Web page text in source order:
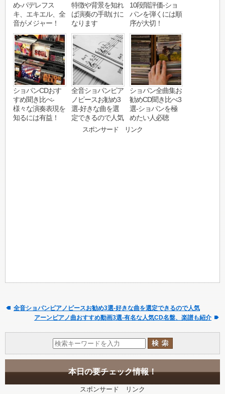
め-パデレフス
キ、エキエル、全
音がメジャー！
特徴や背景を知れ
ば演奏の手助けに
なります
10段階評価-ショ
パンを弾くには順
序が大切！
ショパンCDおす
すめ聞き比べ-
様々な演奏表現を
知るには有益！
全音ショパンピア
ノピースお勧め3
選-好きな曲を選
定できるので人気
ショパン全曲集お
勧めCD聞き比べ3
選-ショパンを極
めたい人必聴
スポンサード リンク
全音ショパンピアノピースお勧め3選-好きな曲を選定できるので人気
アーンピアノ曲おすすめ動画3選-有名な人気CD名盤、楽譜も紹介
本日の要チェック情報！
スポンサード リンク